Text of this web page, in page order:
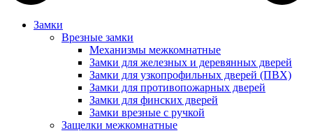
Замки
Врезные замки
Механизмы межкомнатные
Замки для железных и деревянных дверей
Замки для узкопрофильных дверей (ПВХ)
Замки для противопожарных дверей
Замки для финских дверей
Замки врезные с ручкой
Защелки межкомнатные